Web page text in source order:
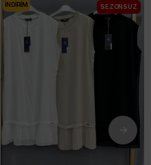
İNDIRIM SEZONSUZ